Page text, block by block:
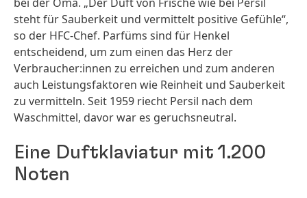
steht für Sauberkeit und vermittelt positive Gefühle“,
so der HFC-Chef. Parfüms sind für Henkel
entscheidend, um zum einen das Herz der
Verbraucher:innen zu erreichen und zum anderen
auch Leistungsfaktoren wie Reinheit und Sauberkeit
zu vermitteln. Seit 1959 riecht Persil nach dem
Waschmittel, davor war es geruchsneutral.
Eine Duftklaviatur mit 1.200
Noten